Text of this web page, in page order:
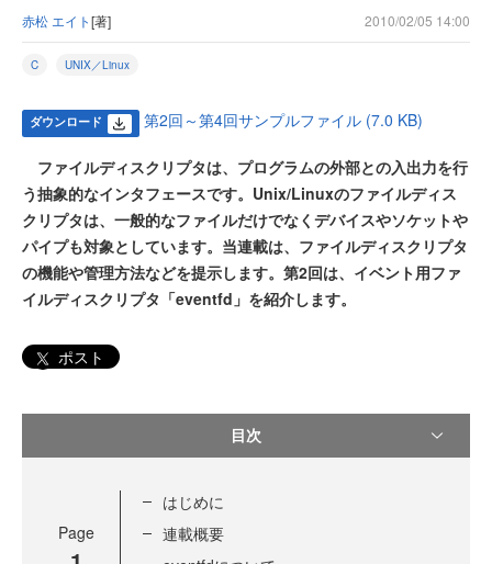
赤松 エイト[著] 2010/02/05 14:00
C UNIX／Linux
ダウンロード 第2回～第4回サンプルファイル (7.0 KB)
ファイルディスクリプタは、プログラムの外部との入出力を行
う抽象的なインタフェースです。Unix/Linuxのファイルディス
クリプタは、一般的なファイルだけでなくデバイスやソケットや
パイプも対象としています。当連載は、ファイルディスクリプタ
の機能や管理方法などを提示します。第2回は、イベント用ファ
イルディスクリプタ「eventfd」を紹介します。
ポスト
目次
Page
はじめに
連載概要